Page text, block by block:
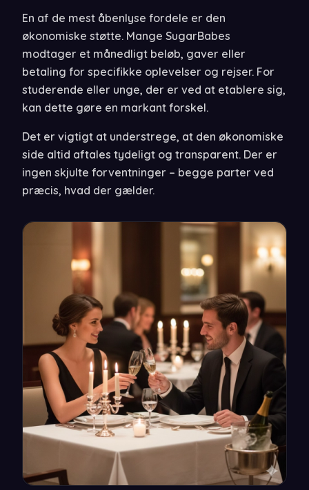
En af de mest åbenlyse fordele er den
økonomiske støtte. Mange SugarBabes
modtager et månedligt beløb, gaver eller
betaling for specifikke oplevelser og rejser. For
studerende eller unge, der er ved at etablere sig,
kan dette gøre en markant forskel.
Det er vigtigt at understrege, at den økonomiske
side altid aftales tydeligt og transparent. Der er
ingen skjulte forventninger – begge parter ved
præcis, hvad der gælder.